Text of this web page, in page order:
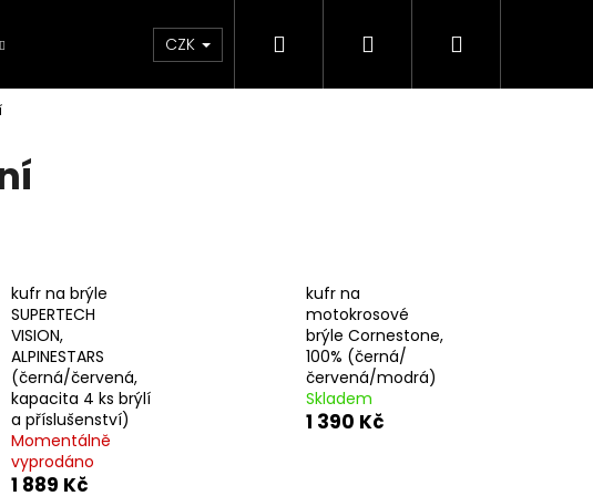
Oleje & Maziva Příslušenství Dárkové
CZK Hledat PřihlášeníNákupní
kufr na brýle
SUPERTECH
VISION,
ALPINESTARS
(černá/červená,
kapacita 4 ks brýlí
a příslušenství)
Momentálně
vyprodáno
1 889 Kč
kufr na
motokrosové
brýle Cornestone,
100% (černá/
červená/modrá)
Skladem
1 390 Kč